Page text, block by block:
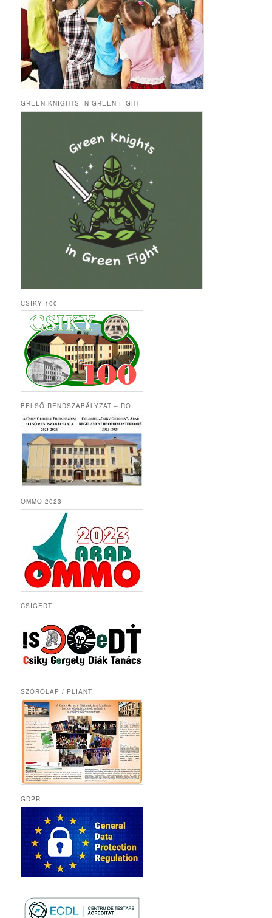
GREEN KNIGHTS IN GREEN FIGHT
CSIKY 100
BELSŐ RENDSZABÁLYZAT – ROI
OMMO 2023
CSIGEDT
SZÓRÓLAP / PLIANT
GDPR